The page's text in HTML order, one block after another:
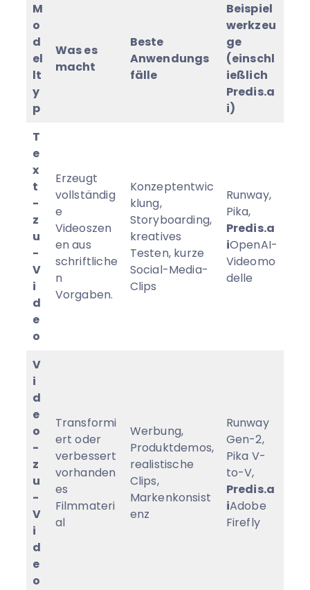
M
o
d
el
lt
y
p
Was es
macht
Beste
Anwendungs
fälle
Beispiel
werkzeu
ge
(einschl
ießlich
Predis.a
i)
T
e
x
t
-
z
u
-
V
i
d
e
o
Erzeugt
vollständig
e
Videoszen
en aus
schriftliche
n
Vorgaben.
Konzeptentwic
klung,
Storyboarding,
kreatives
Testen, kurze
Social-Media-
Clips
Runway,
Pika,
Predis.a
iOpenAI-
Videomo
delle
V
i
d
e
o
-
z
u
-
V
i
d
e
o
Transformi
ert oder
verbessert
vorhanden
es
Filmmateri
al
Werbung,
Produktdemos,
realistische
Clips,
Markenkonsist
enz
Runway
Gen-2,
Pika V-
to-V,
Predis.a
iAdobe
Firefly